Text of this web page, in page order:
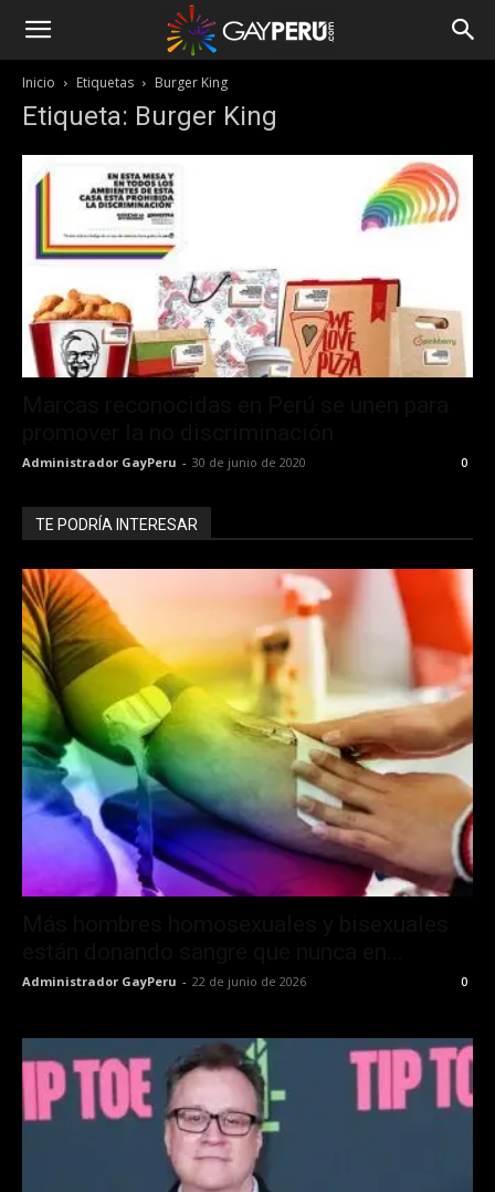
Inicio Etiquetas Burger King
Etiqueta: Burger King
Administrador GayPeru - 30 de junio de 2020 0
TE PODRÍA INTERESAR
Administrador GayPeru - 22 de junio de 2026 0